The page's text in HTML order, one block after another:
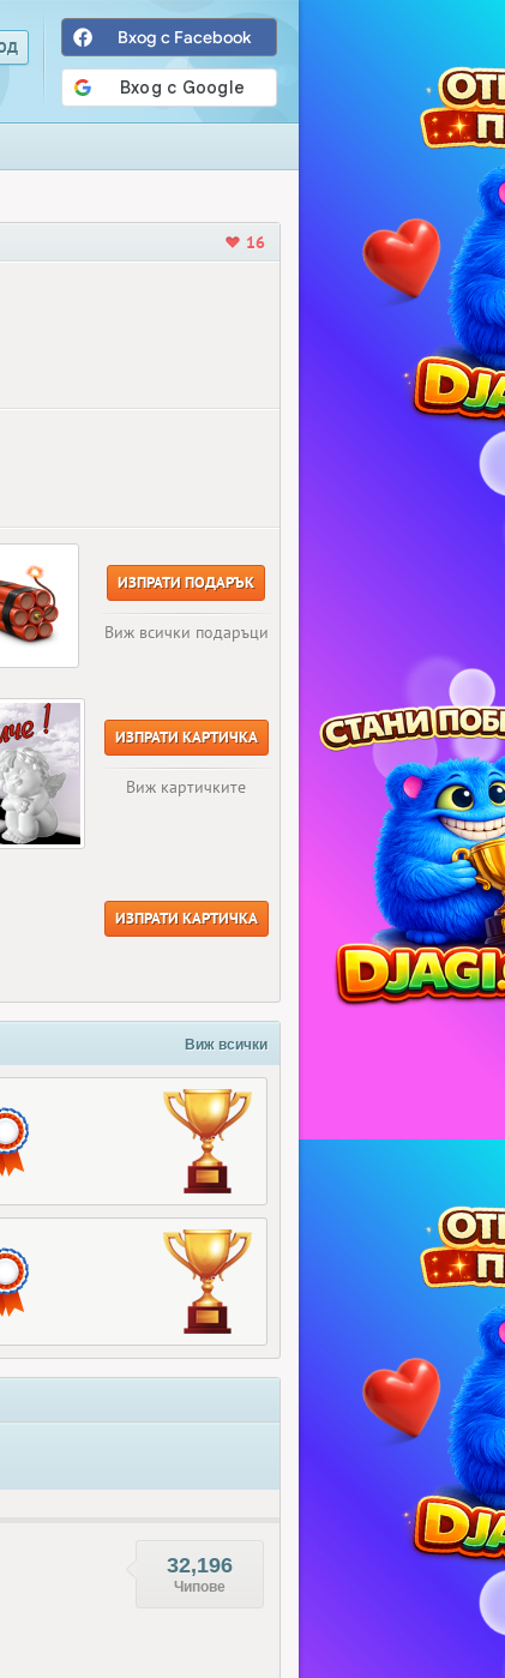
Вход с Facebook
16
ИЗПРАТИ ПОДАРЪК
Виж всички подаръци
ИЗПРАТИ КАРТИЧКА
Виж картичките
ИЗПРАТИ КАРТИЧКА
Виж всички
32,196
Чипове